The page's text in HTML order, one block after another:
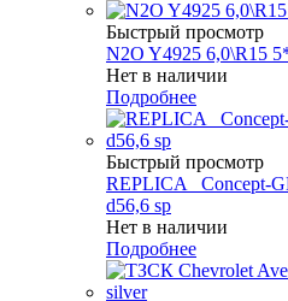
Быстрый просмотр
N2O Y4925 6,0\R15
Нет в наличии
Подробнее
Быстрый просмотр
REPLICA _Concept-
d56,6 sp
Нет в наличии
Подробнее